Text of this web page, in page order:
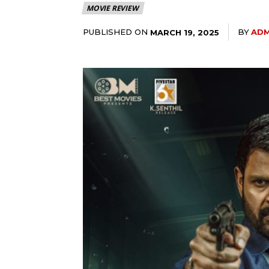
MOVIE REVIEW
PUBLISHED ON MARCH 19, 2025 BY